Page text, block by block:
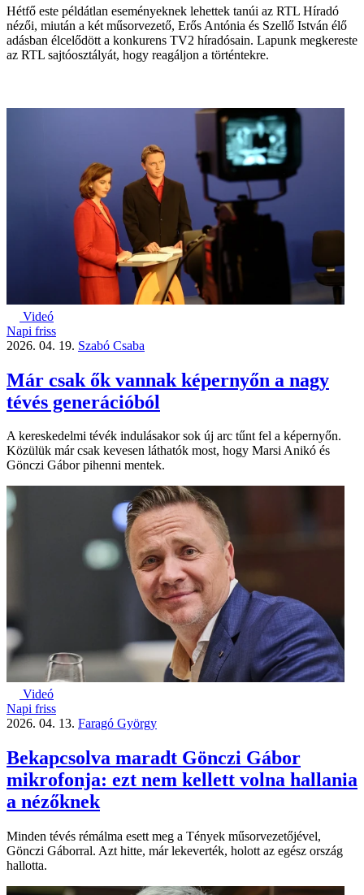
Hétfő este példátlan eseményeknek lehettek tanúi az RTL Híradó
nézői, miután a két műsorvezető, Erős Antónia és Szellő István élő
adásban élcelődött a konkurens TV2 híradósain. Lapunk megkereste
az RTL sajtóosztályát, hogy reagáljon a történtekre.
Videó
Napi friss
2026. 04. 19. Szabó Csaba
Már csak ők vannak képernyőn a nagy
tévés generációból
A kereskedelmi tévék indulásakor sok új arc tűnt fel a képernyőn.
Közülük már csak kevesen láthatók most, hogy Marsi Anikó és
Gönczi Gábor pihenni mentek.
Videó
Napi friss
2026. 04. 13. Faragó György
Bekapcsolva maradt Gönczi Gábor
mikrofonja: ezt nem kellett volna hallania
a nézőknek
Minden tévés rémálma esett meg a Tények műsorvezetőjével,
Gönczi Gáborral. Azt hitte, már lekeverték, holott az egész ország
hallotta.